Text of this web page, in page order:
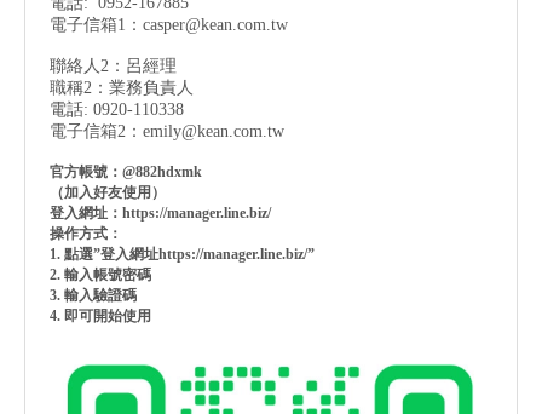
電子信箱1： casper@kean.com.tw
聯絡人2：呂經理
職稱2：業務負責人
電話: 0920-110338
電子信箱2： emily@kean.com.tw
官方帳號：@882hdxmk
（加入好友使用）
登入網址：https://manager.line.biz/
操作方式：
1. 點選”登入網址https://manager.line.biz/”
2. 輸入帳號密碼
3. 輸入驗證碼
4. 即可開始使用